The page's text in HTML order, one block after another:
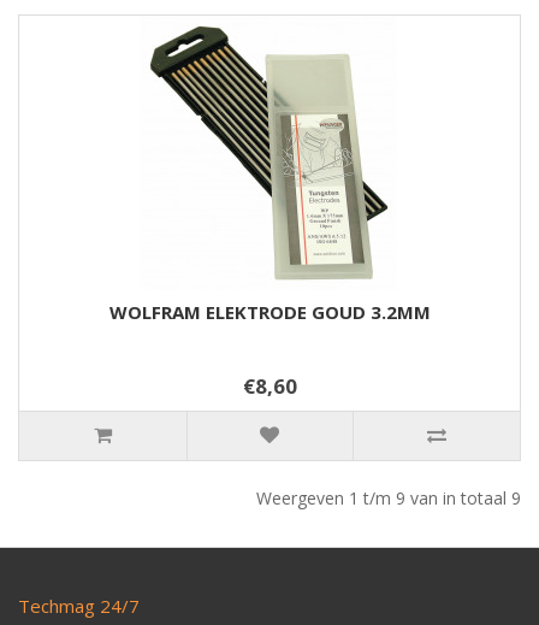
WOLFRAM ELEKTRODE GOUD 3.2MM
€8,60
Weergeven 1 t/m 9 van in totaal 9
Techmag 24/7